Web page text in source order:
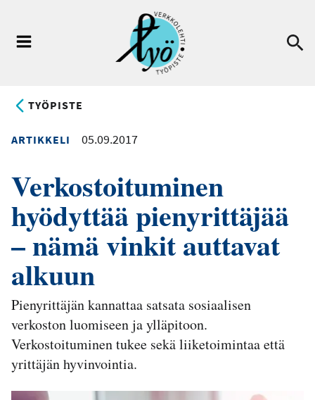
pääsisältöön
TYÖPISTE
ARTIKKELI 05.09.2017
Verkostoituminen
hyödyttää pienyrittäjää
– nämä vinkit auttavat
alkuun
Pienyrittäjän kannattaa satsata sosiaalisen
verkoston luomiseen ja ylläpitoon.
Verkostoituminen tukee sekä liiketoimintaa että
yrittäjän hyvinvointia.